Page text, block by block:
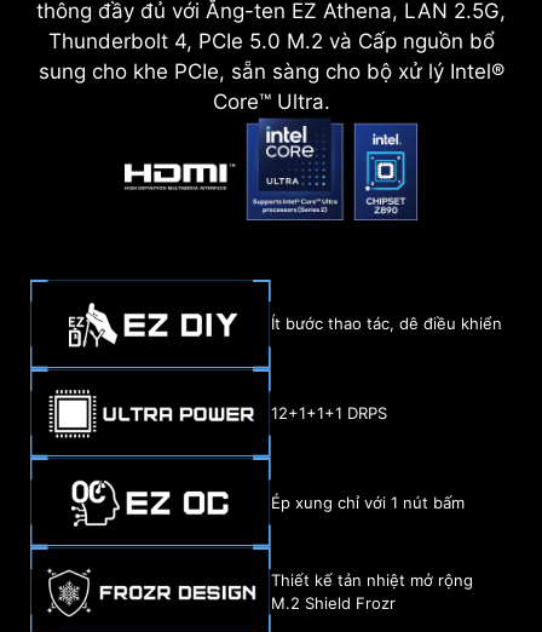
thông đầy đủ với Ăng-ten EZ Athena, LAN 2.5G,
Thunderbolt 4, PCIe 5.0 M.2 và Cấp nguồn bổ
sung cho khe PCIe, sẵn sàng cho bộ xử lý Intel®
Core™ Ultra.
Ít bước thao tác, dê điều khiển
12+1+1+1 DRPS
Ép xung chỉ với 1 nút bấm
Thiết kế tản nhiệt mở rộng
M.2 Shield Frozr